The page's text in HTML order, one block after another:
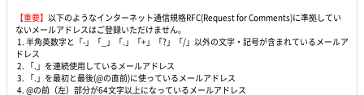
【重要】 以下のようなインターネット通信規格RFC(Request for Comments)に準拠してい
ないメールアドレスはご登録いただけません。
1. 半角英数字と「-」「_」「.」「+」「?」「/」以外の文字・記号が含まれているメールア
ドレス
2. 「.」を連続使用しているメールアドレス
3. 「.」を最初と最後(@の直前)に使っているメールアドレス
4. @の前（左）部分が64文字以上になっているメールアドレス